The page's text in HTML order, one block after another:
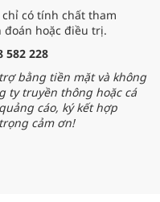
chỉ có tính chất tham
đoán hoặc điều trị.
582 228
bằng tiền mặt và không
ty truyền thông hoặc cá
cáo, ký kết hợp
cảm ơn!